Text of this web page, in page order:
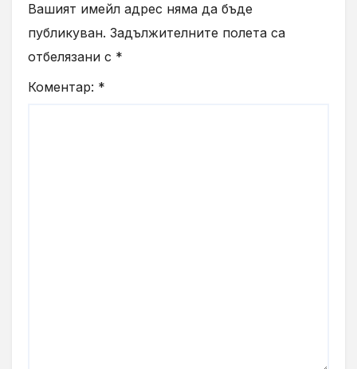
Вашият имейл адрес няма да бъде
публикуван. Задължителните полета са
отбелязани с *
Коментар: *